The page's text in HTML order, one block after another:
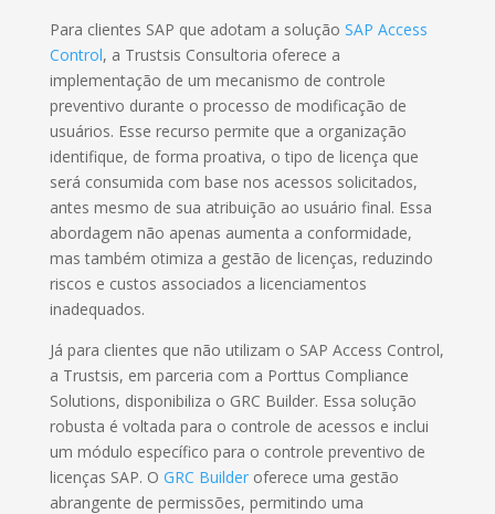
Para clientes SAP que adotam a solução SAP Access
Control, a Trustsis Consultoria oferece a
implementação de um mecanismo de controle
preventivo durante o processo de modificação de
usuários. Esse recurso permite que a organização
identifique, de forma proativa, o tipo de licença que
será consumida com base nos acessos solicitados,
antes mesmo de sua atribuição ao usuário final. Essa
abordagem não apenas aumenta a conformidade,
mas também otimiza a gestão de licenças, reduzindo
riscos e custos associados a licenciamentos
inadequados.
Já para clientes que não utilizam o SAP Access Control,
a Trustsis, em parceria com a Porttus Compliance
Solutions, disponibiliza o GRC Builder. Essa solução
robusta é voltada para o controle de acessos e inclui
um módulo específico para o controle preventivo de
licenças SAP. O GRC Builderoferece uma gestão
abrangente de permissões, permitindo uma